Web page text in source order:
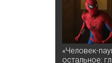
«Человек-
остальное: